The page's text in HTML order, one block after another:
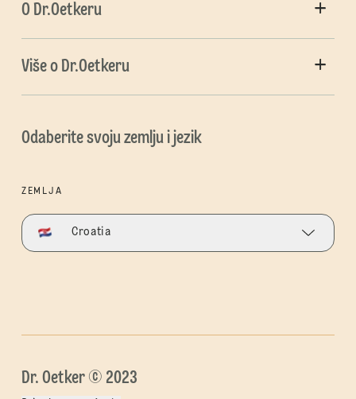
O Dr.Oetkeru
Više o Dr.Oetkeru
Odaberite svoju zemlju i jezik
ZEMLJA
Croatia
Dr. Oetker © 2023